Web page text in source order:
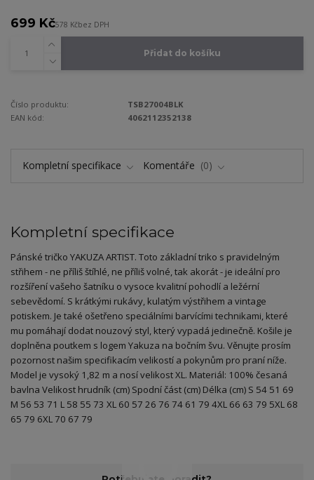
699 Kč578 Kčbez DPH
Přidat do košíku
Číslo produktu:
TSB27004BLK
EAN kód:
4062112352138
Kompletní specifikace Komentáře 0
Kompletní specifikace
Pánské tričko YAKUZA ARTIST. Toto základní triko s pravidelným
střihem - ne příliš štíhlé, ne příliš volné, tak akorát - je ideální pro
rozšíření vašeho šatníku o vysoce kvalitní pohodlí a ležérní
sebevědomí. S krátkými rukávy, kulatým výstřihem a vintage
potiskem. Je také ošetřeno speciálními barvícími technikami, které
mu pomáhají dodat nouzový styl, který vypadá jedinečně. Košile je
doplněna poutkem s logem Yakuza na bočním švu. Věnujte prosím
pozornost našim specifikacím velikostí a pokynům pro praní níže.
Model je vysoký 1,82 m a nosí velikost XL. Materiál: 100% česaná
bavlna Velikost hrudník (cm) Spodní část (cm) Délka (cm) S 54 51 69
M 56 53 71 L 58 55 73 XL 60 57 26 76 74 61 79 4XL 66 63 79 5XL 68
65 79 6XL 70 67 79